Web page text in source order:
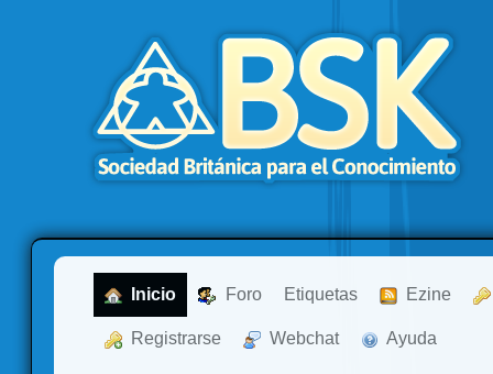
Inicio Foro Etiquetas Ezine
Registrarse Webchat Ayuda